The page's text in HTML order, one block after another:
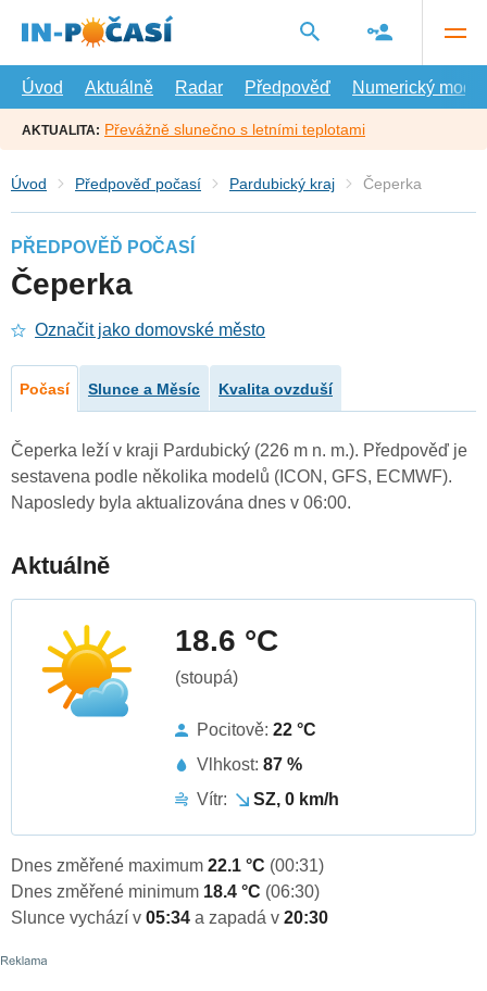
hlavní
Úvod
Aktuálně Radar Předpověď Numerický model
AKTUALITA: Převážně slunečno s letními teplotami
Úvod Předpověď počasí Pardubický kraj Čeperka
PŘEDPOVĚĎ POČASÍ
Čeperka
Označit jako domovské město
Počasí Slunce a Měsíc Kvalita ovzduší
Čeperka leží v kraji Pardubický (226 m n. m.). Předpověď je
sestavena podle několika modelů (ICON, GFS, ECMWF).
Naposledy byla aktualizována dnes v 06:00.
Aktuálně
18.6 °C
(stoupá)
Pocitově: 22 °C
Vlhkost: 87 %
Vítr:
SZ, 0 km/h
Dnes změřené maximum 22.1 °C (00:31)
Dnes změřené minimum 18.4 °C (06:30)
Slunce vychází v 05:34 a zapadá v 20:30